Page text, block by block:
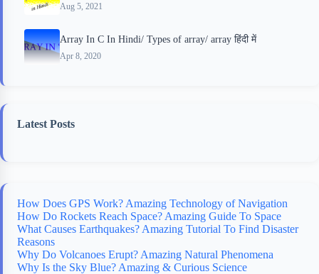
Aug 5, 2021
Array In C In Hindi/ Types of array/ array हिंदी में
Apr 8, 2020
Latest Posts
How Does GPS Work? Amazing Technology of Navigation
How Do Rockets Reach Space? Amazing Guide To Space
What Causes Earthquakes? Amazing Tutorial To Find Disaster
Reasons
Why Do Volcanoes Erupt? Amazing Natural Phenomena
Why Is the Sky Blue? Amazing & Curious Science